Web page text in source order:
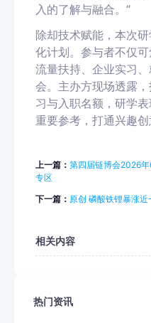
入的了解与融合。”
除却技术赋能，本次
化计划。参与者不仅
流量扶持、企业实习
会。主办方现场透露
习与入职名额，研学
重要参考，打通兴趣创
上一篇： 第四届链博会2026
专区
下一篇： 原创 磷酸铁锂暴涨
相关内容
热门资讯